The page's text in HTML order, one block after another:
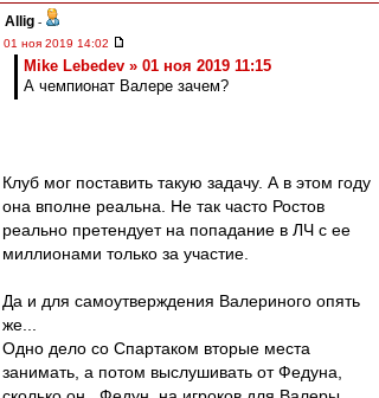
Allig -
01 ноя 2019 14:02
Mike Lebedev » 01 ноя 2019 11:15
А чемпионат Валере зачем?
Клуб мог поставить такую задачу. А в этом году
она вполне реальна. Не так часто Ростов
реально претендует на попадание в ЛЧ с ее
миллионами только за участие.
Да и для самоутверждения Валериного опять
же...
Одно дело со Спартаком вторые места
занимать, а потом выслушивать от Федуна,